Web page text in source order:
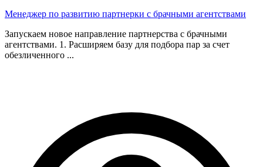
Менеджер по развитию партнерки с брачными агентствами
Запускаем новое направление партнерства с брачными
агентствами. 1. Расширяем базу для подбора пар за счет
обезличенного ...